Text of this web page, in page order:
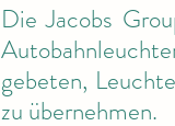
Die Jacobs
gebeten,
zu übernehmen.